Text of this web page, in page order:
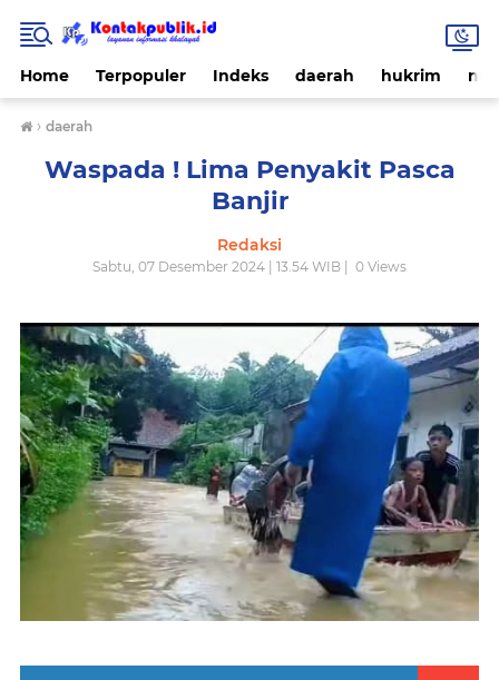
Home Terpopuler Indeks daerah hukrim
› daerah
Waspada ! Lima Penyakit Pasca
Banjir
Redaksi
Sabtu, 07 Desember 2024 | 13.54 WIB | 0 Views